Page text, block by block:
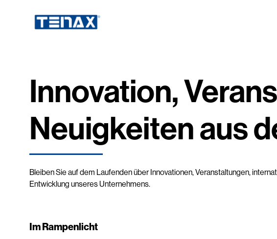
Innovation,
Neuigkeiten aus
Bleiben Sie auf dem Laufenden über Innovationen, Veranstaltungen,
Entwicklung unseres Unternehmens.
Im Rampenlicht